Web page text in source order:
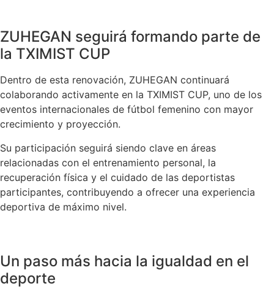
ZUHEGAN seguirá formando parte de
la TXIMIST CUP
Dentro de esta renovación, ZUHEGAN continuará
colaborando activamente en la TXIMIST CUP, uno de los
eventos internacionales de fútbol femenino con mayor
crecimiento y proyección.
Su participación seguirá siendo clave en áreas
relacionadas con el entrenamiento personal, la
recuperación física y el cuidado de las deportistas
participantes, contribuyendo a ofrecer una experiencia
deportiva de máximo nivel.
Un paso más hacia la igualdad en el
deporte